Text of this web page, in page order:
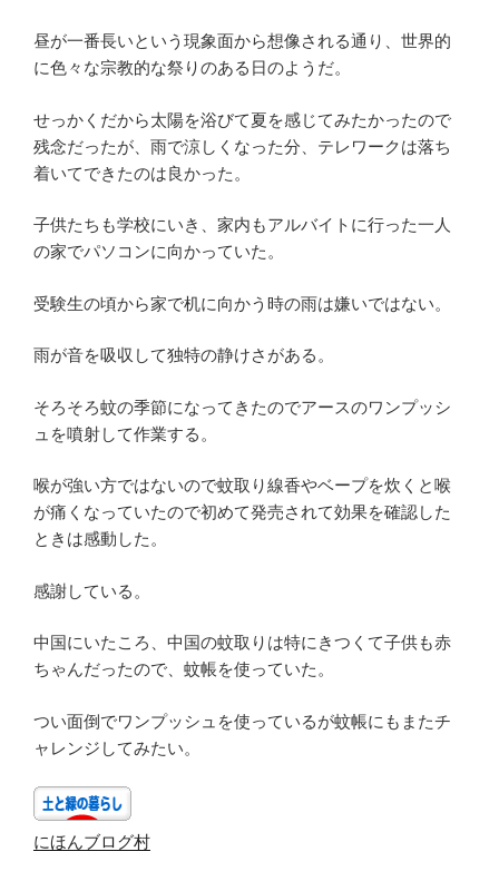
昼が一番長いという現象面から想像される通り、世界的
に色々な宗教的な祭りのある日のようだ。
せっかくだから太陽を浴びて夏を感じてみたかったので
残念だったが、雨で涼しくなった分、テレワークは落ち
着いてできたのは良かった。
子供たちも学校にいき、家内もアルバイトに行った一人
の家でパソコンに向かっていた。
受験生の頃から家で机に向かう時の雨は嫌いではない。
雨が音を吸収して独特の静けさがある。
そろそろ蚊の季節になってきたのでアースのワンプッシ
ュを噴射して作業する。
喉が強い方ではないので蚊取り線香やベープを炊くと喉
が痛くなっていたので初めて発売されて効果を確認した
ときは感動した。
感謝している。
中国にいたころ、中国の蚊取りは特にきつくて子供も赤
ちゃんだったので、蚊帳を使っていた。
つい面倒でワンプッシュを使っているが蚊帳にもまたチ
ャレンジしてみたい。
にほんブログ村